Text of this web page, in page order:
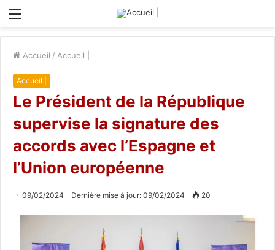
Menu
Accueil / Accueil |
Accueil |
Le Président de la République
supervise la signature des
accords avec l’Espagne et
l’Union européenne
09/02/2024 Dernière mise à jour: 09/02/2024 20